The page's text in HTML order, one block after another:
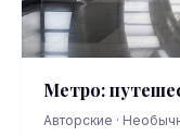
Метро:
Авторские ·